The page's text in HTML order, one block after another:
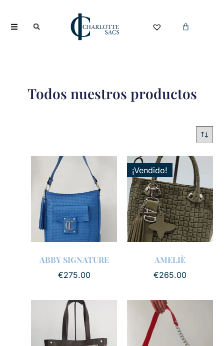
Todos nuestros productos
ABBY SIGNATURE
€275.00
¡Vendido!
AMELIÈ
€265.00